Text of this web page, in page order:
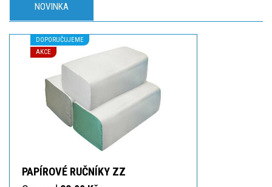
NOVINKA
DOPORUČUJEME
AKCE
PAPÍROVÉ RUČNÍKY ZZ